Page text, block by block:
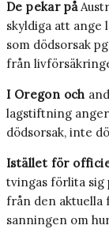
De pekar på
skyldiga att ange
som dödsorsak
från
I Oregon och
lagstiftning
dödsorsak, inte
Istället för
tvingas förlita sig
från den aktuella
sanningen om